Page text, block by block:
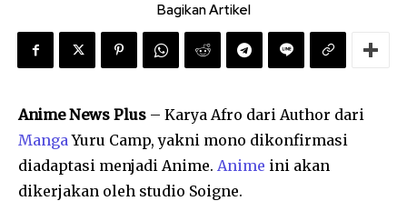
Bagikan Artikel
Anime News Plus – Karya Afro dari Author dari
MangaYuru Camp, yakni mono dikonfirmasi
diadaptasi menjadi Anime. Anime ini akan
dikerjakan oleh studio Soigne.